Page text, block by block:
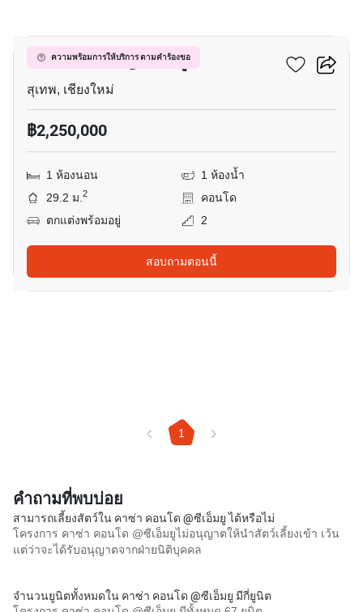
ความพร้อมการให้บริการ ตามคำร้องขอ
คาซ่า คอนโด @ซีเอ็มยู
สุเทพ, เชียงใหม่
฿2,250,000
1 ห้องนอน
1 ห้องน้ำ
29.2 ม.2
คอนโด
ตกแต่งพร้อมอยู่
2
สอบถามตอนนี้
1
คำถามที่พบบ่อย
สามารถเลี้ยงสัตว์ใน คาซ่า คอนโด @ซีเอ็มยู ได้หรือไม่
โครงการ คาซ่า คอนโด @ซีเอ็มยูไม่อนุญาตให้นำสัตว์เลี้ยงเข้า เว้น
แต่ว่าจะได้รับอนุญาตจากฝ่ายนิติบุคคล
จำนวนยูนิตทั้งหมดใน คาซ่า คอนโด @ซีเอ็มยู มีกี่ยูนิต